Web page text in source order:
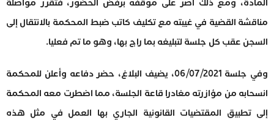
مناقشة القضية في غيبته مع تكليف كاتب ضبط المحكمة بالانتقال إلى
السجن عقب كل جلسة لتبليغه بما راج بها، وهو ما تم فعليا.
وفي جلسة 06/07/2021، يضيف البلاغ، حضر دفاعه وأعلن للمحكمة
انسحابه من مؤازرته مغادرا قاعة الجلسة، مما اضطرت معه المحكمة
إلى تطبيق المقتضيات القانونية الجاري بها العمل في مثل هذه